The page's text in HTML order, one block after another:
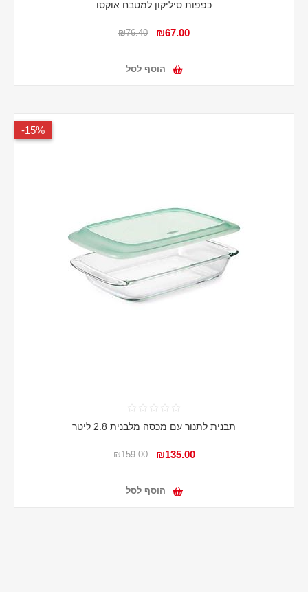
כפפות סיליקון למטבח אוקסו
₪67.00
₪76.40
הוסף לסל
15%-
תבנית לתנור עם מכסה מלבנית 2.8 ליטר
₪135.00
₪159.00
הוסף לסל